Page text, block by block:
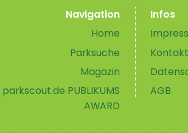
Navigation
Home
Parksuche
Magazin
parkscout.de PUBLIKUMS
AWARD
Infos
Kontakt
AGB